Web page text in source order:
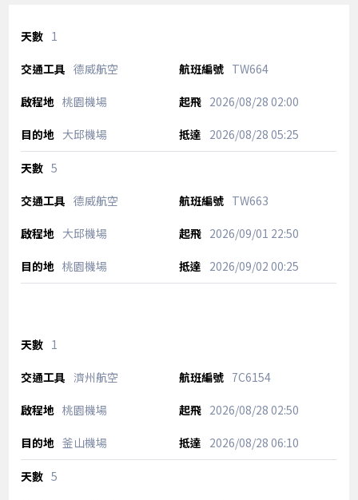
1
德威航空 TW664
桃園機場 2026/08/28 02:00
大邱機場 2026/08/28 05:25
5
德威航空 TW663
大邱機場 2026/09/01 22:50
桃園機場 2026/09/02 00:25
1
濟州航空 7C6154
桃園機場 2026/08/28 02:50
釜山機場 2026/08/28 06:10
5